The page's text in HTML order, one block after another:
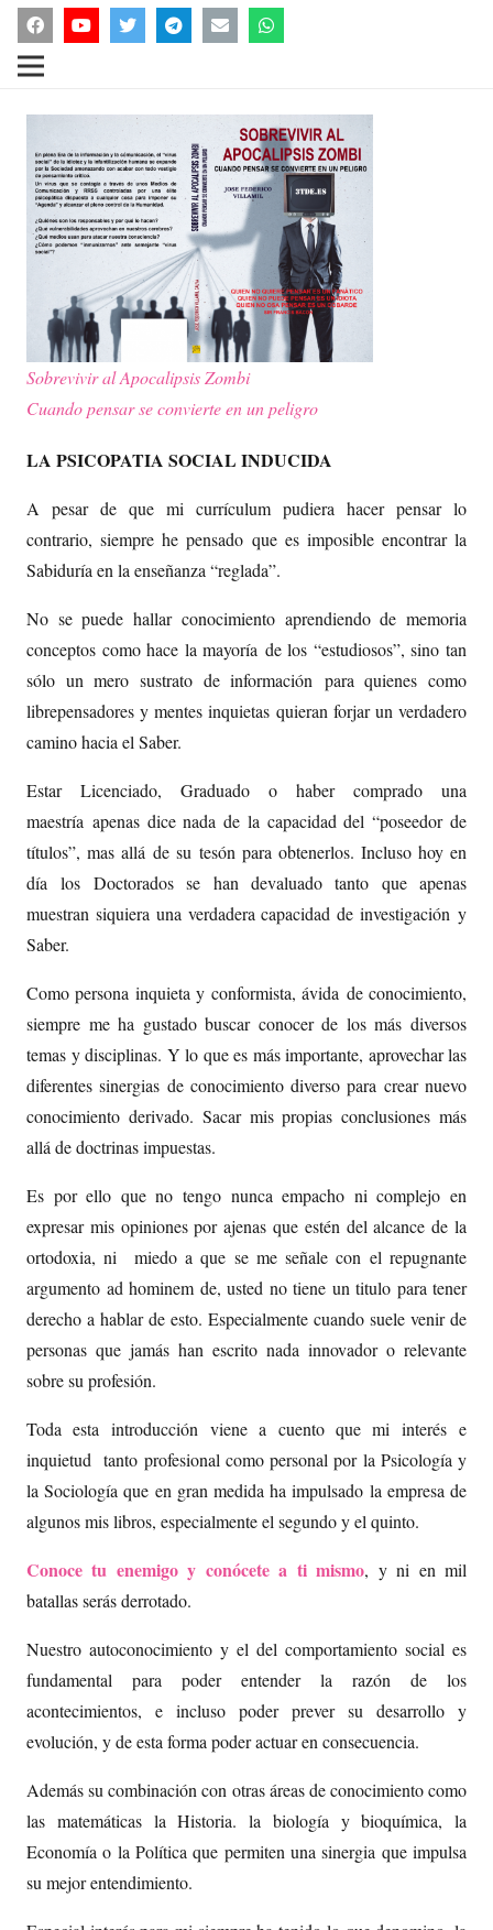
Sobrevivir al Apocalipsis Zombi
Cuando pensar se convierte en un peligro
LA PSICOPATIA SOCIAL INDUCIDA
A pesar de que mi currículum pudiera hacer pensar lo
contrario, siempre he pensado que es imposible encontrar la
Sabiduría en la enseñanza “reglada”.
No se puede hallar conocimiento aprendiendo de memoria
conceptos como hace la mayoría de los “estudiosos”, sino tan
sólo un mero sustrato de información para quienes como
librepensadores y mentes inquietas quieran forjar un verdadero
camino hacia el Saber.
Estar Licenciado, Graduado o haber comprado una
maestría apenas dice nada de la capacidad del “poseedor de
títulos”, mas allá de su tesón para obtenerlos. Incluso hoy en
día los Doctorados se han devaluado tanto que apenas
muestran siquiera una verdadera capacidad de investigación y
Saber.
Como persona inquieta y conformista, ávida de conocimiento,
siempre me ha gustado buscar conocer de los más diversos
temas y disciplinas. Y lo que es más importante, aprovechar las
diferentes sinergias de conocimiento diverso para crear nuevo
conocimiento derivado. Sacar mis propias conclusiones más
allá de doctrinas impuestas.
Es por ello que no tengo nunca empacho ni complejo en
expresar mis opiniones por ajenas que estén del alcance de la
ortodoxia, ni miedo a que se me señale con el repugnante
argumento ad hominem de, usted no tiene un titulo para tener
derecho a hablar de esto. Especialmente cuando suele venir de
personas que jamás han escrito nada innovador o relevante
sobre su profesión.
Toda esta introducción viene a cuento que mi interés e
inquietud tanto profesional como personal por la Psicología y
la Sociología que en gran medida ha impulsado la empresa de
algunos mis libros, especialmente el segundo y el quinto.
Conoce tu enemigo y conócete a ti mismo, y ni en mil
batallas serás derrotado.
Nuestro autoconocimiento y el del comportamiento social es
fundamental para poder entender la razón de los
acontecimientos, e incluso poder prever su desarrollo y
evolución, y de esta forma poder actuar en consecuencia.
Además su combinación con otras áreas de conocimiento como
las matemáticas la Historia. la biología y bioquímica, la
Economía o la Política que permiten una sinergia que impulsa
su mejor entendimiento.